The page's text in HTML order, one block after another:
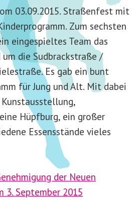
03.09.2015. Straßenfest mit
Zum sechsten
eingespieltes Team das
die Sudbrackstraße /
Es gab ein bunt
für Jung und Alt. Mit dabei
Hüpfburg, ein großer
Essensstände vieles
der Neuen
3. September 2015